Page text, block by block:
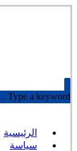
Type a keyword ...
الرئيسية
سياسة